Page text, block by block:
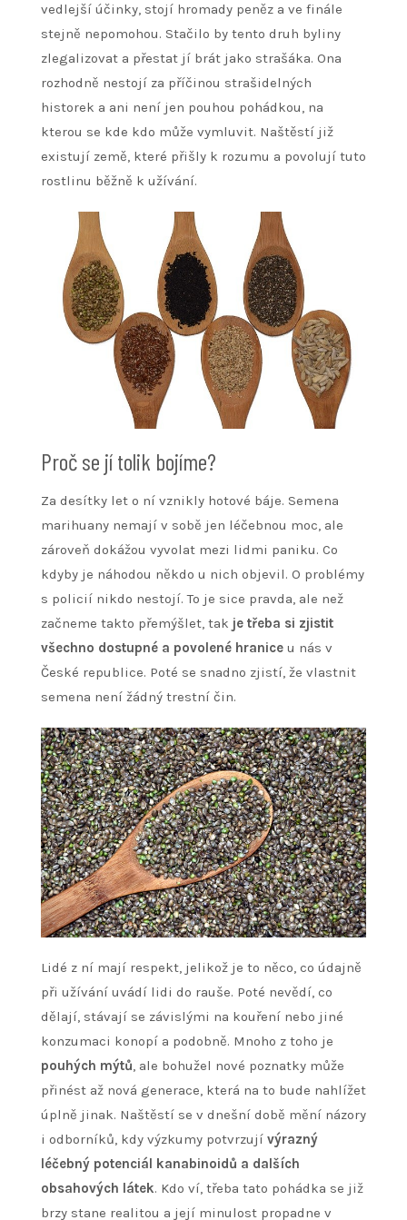
vedlejší účinky, stojí hromady peněz a ve finále
stejně nepomohou. Stačilo by tento druh byliny
zlegalizovat a přestat jí brát jako strašáka. Ona
rozhodně nestojí za příčinou strašidelných
historek a ani není jen pouhou pohádkou, na
kterou se kde kdo může vymluvit. Naštěstí již
existují země, které přišly k rozumu a povolují tuto
rostlinu běžně k užívání.
Proč se jí tolik bojíme?
Za desítky let o ní vznikly hotové báje. Semena
marihuany nemají v sobě jen léčebnou moc, ale
zároveň dokážou vyvolat mezi lidmi paniku. Co
kdyby je náhodou někdo u nich objevil. O problémy
s policií nikdo nestojí. To je sice pravda, ale než
začneme takto přemýšlet, tak je třeba si zjistit
všechno dostupné a povolené hranice u nás v
České republice. Poté se snadno zjistí, že vlastnit
semena není žádný trestní čin.
Lidé z ní mají respekt, jelikož je to něco, co údajně
při užívání uvádí lidi do rauše. Poté nevědí, co
dělají, stávají se závislými na kouření nebo jiné
konzumaci konopí a podobně. Mnoho z toho je
pouhých mýtů , ale bohužel nové poznatky může
přinést až nová generace, která na to bude nahlížet
úplně jinak. Naštěstí se v dnešní době mění názory
i odborníků, kdy výzkumy potvrzují výrazný
léčebný potenciál kanabinoidů a dalších
obsahových látek. Kdo ví, třeba tato pohádka se již
brzy stane realitou a její minulost propadne v